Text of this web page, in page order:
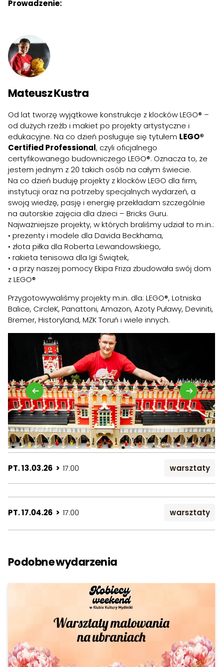
Prowadzenie:
Mateusz Kustra
Od lat tworzę wyjątkowe konstrukcje z klocków LEGO® –
od dużych rzeźb i makiet po projekty artystyczne i
edukacyjne. Na co dzień posługuje się tytułem LEGO®
Certified Professional, czyli oficjalnego
certyfikowanego budowniczego LEGO®. Oznacza to, że
jestem jednym z 20 takich osób na całym świecie.
Na co dzień buduję projekty z klocków LEGO dla firm,
instytucji oraz na potrzeby specjalnych wydarzeń, a
swoją wiedzę, pasję i energię przekładam szczególnie
na autorskie zajęcia dla dzieci – Bricks Guru.
Najważniejsze projekty, w których braliśmy udział to m.in.:
• prezenty i modele dla Davida Beckhama,
• złota piłka dla Roberta Lewandowskiego,
• rakieta tenisowa dla Igi Świątek,
• a przy naszej pomocy Ekipa Friza zbudowała swój dom
z LEGO®
Przygotowywaliśmy projekty m.in. dla: LEGO®, Lotniska
Balice, CircleK, Panattoni, Amazon, Azoty Puławy, Deviniti,
Bremer, Historyland, MZK Toruń i wiele innych.
PT. 13.03.26 > 17:00 warsztaty
PT. 17.04.26 > 17:00 warsztaty
Podobne wydarzenia